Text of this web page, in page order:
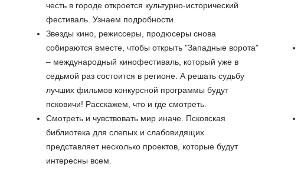
честь в городе откроется культурно-исторический
фестиваль. Узнаем подробности.
Звезды кино, режиссеры, продюсеры снова
собираются вместе, чтобы открыть "Западные ворота"
– международный кинофестиваль, который уже в
седьмой раз состоится в регионе. А решать судьбу
лучших фильмов конкурсной программы будут
псковичи! Расскажем, что и где смотреть.
Смотреть и чувствовать мир иначе. Псковская
библиотека для слепых и слабовидящих
представляет несколько проектов, которые будут
интересны всем.